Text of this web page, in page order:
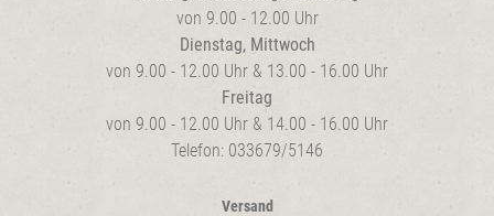
von 9.00 - 12.00 Uhr
Dienstag, Mittwoch
von 9.00 - 12.00 Uhr & 13.00 - 16.00 Uhr
Freitag
von 9.00 - 12.00 Uhr & 14.00 - 16.00 Uhr
Telefon: 033679/5146
Versand